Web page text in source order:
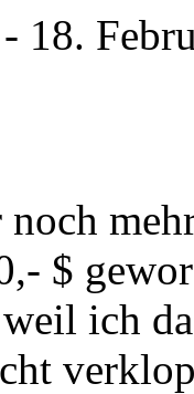
18.
noch
$
ich